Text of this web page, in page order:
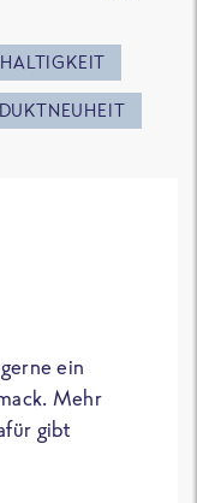
ein
Mehr
gibt